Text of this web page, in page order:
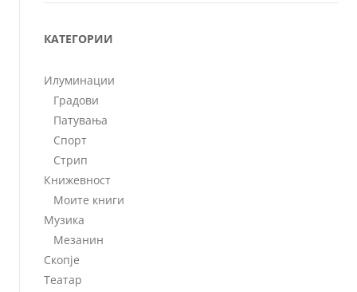
КАТЕГОРИИ
Илуминации
Градови
Патувања
Спорт
Стрип
Книжевност
Моите книги
Музика
Мезанин
Скопје
Театар